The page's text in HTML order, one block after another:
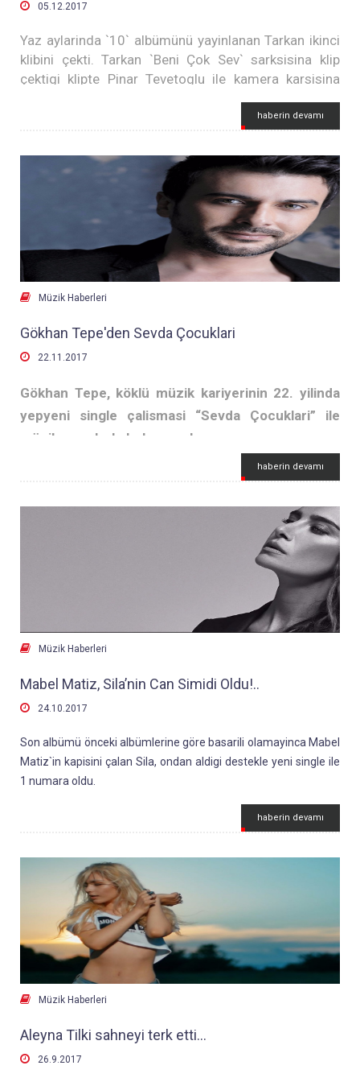
 05.12.2017
Yaz aylarinda `10` albümünü yayinlanan Tarkan ikinci
klibini çekti. Tarkan `Beni Çok Sev` sarksisina klip
çektigi klipte Pinar Tevetoglu ile kamera karsisina
Sözleri Günay Çoban`a, bestesi Serkan Izzet
klibi, heyecanla bekleniyor.
haberin devamı
 Müzik Haberleri
Gökhan Tepe'den Sevda Çocuklari
 22.11.2017
Gökhan Tepe, köklü müzik kariyerinin 22. yilinda
yepyeni single çalismasi “Sevda Çocuklari” ile
müzikseverlerle bulusuyor!
Gökhan Tepe, önümüzdeki yil içerisinde yayinlamaya
Sözü ve müzigi Serdar Aslan, düzenlemesi ise Erhan Bayrak
imzali “Sevda Çocuklari”nin video klibinin yönetmenligini Nihat
haberin devamı
 Müzik Haberleri
Mabel Matiz, Sila’nin Can Simidi Oldu!..
 24.10.2017
Son albümü önceki albümlerine göre basarili olamayinca Mabel
Matiz`in kapisini çalan Sila, ondan aldigi destekle yeni single ile
1 numara oldu.
Mabel Matiz, "Bir kaç cümle de Sila katki yapsin ve isimleri
destekli Sila muhbir ile i-tunes`da 1 numara Bütün söz ve
bestelerini kendi yapan Sila, son albümünde hit çikarmakta
zorluk çekmisti Mabel Matiz söz ve beste yazarliginda da
böylece en iyilerden oldugunu bir kez daha kanitlamis oldu.
haberin devamı
 Müzik Haberleri
Aleyna Tilki sahneyi terk etti…
 26.9.2017